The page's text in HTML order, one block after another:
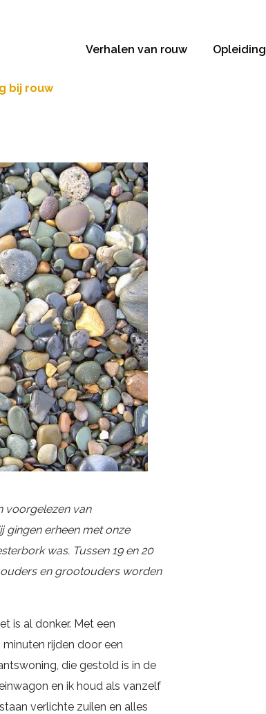
Verhalen van rouw Opleiding
bij rouw
voorgelezen van
gingen erheen met onze
was. Tussen 19 en 20
en grootouders worden
is al donker. Met een
rijden door een
die gestold is in de
en ik houd als vanzelf
verlichte zuilen en alles